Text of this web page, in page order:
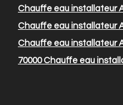
Chauffe eau installateur
Chauffe eau installateur
Chauffe eau installateur
70000Chauffe eau